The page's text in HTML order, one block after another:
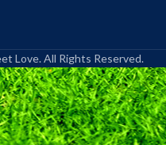
Love. All Rights Reserved.